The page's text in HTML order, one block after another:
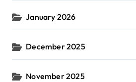
January 2026
December 2025
November 2025